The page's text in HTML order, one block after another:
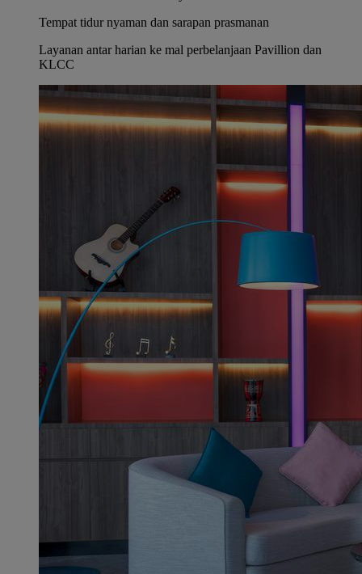
Tempat tidur nyaman dan sarapan prasmanan
Layanan antar harian ke mal perbelanjaan Pavillion dan
KLCC